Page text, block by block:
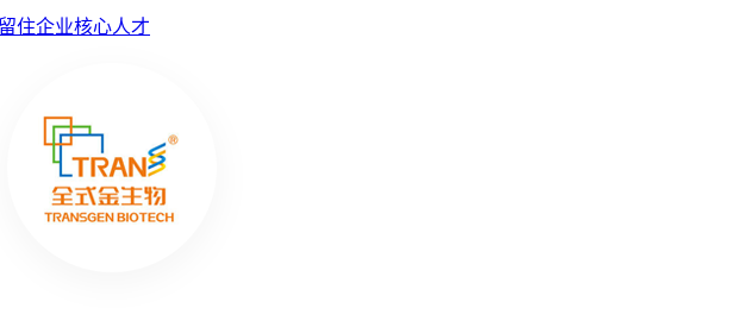
住企业核心人才